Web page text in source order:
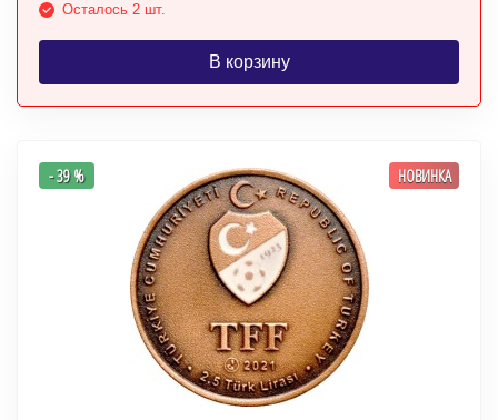
Осталось 2 шт.
В корзину
- 39 % НОВИНКА